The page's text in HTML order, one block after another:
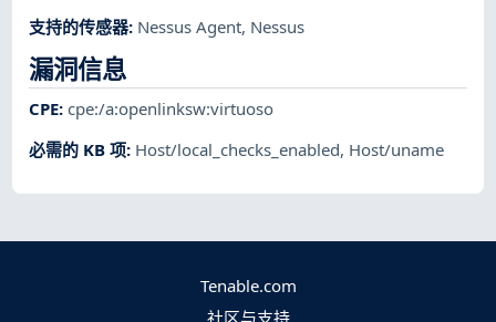
支持的传感器: Nessus Agent, Nessus
漏洞信息
CPE:cpe:/a:openlinksw:virtuoso
必需的 KB 项: Host/local_checks_enabled, Host/uname
Tenable.com
社区与支持